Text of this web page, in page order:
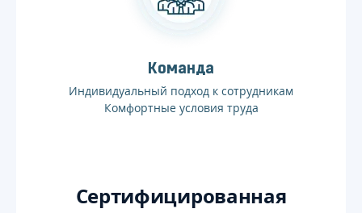
Команда
Индивидуальный подход к сотрудникам
Комфортные условия труда
Сертифицированная